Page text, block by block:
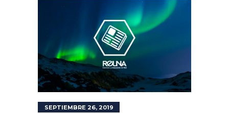
SEPTIEMBRE 26, 2019